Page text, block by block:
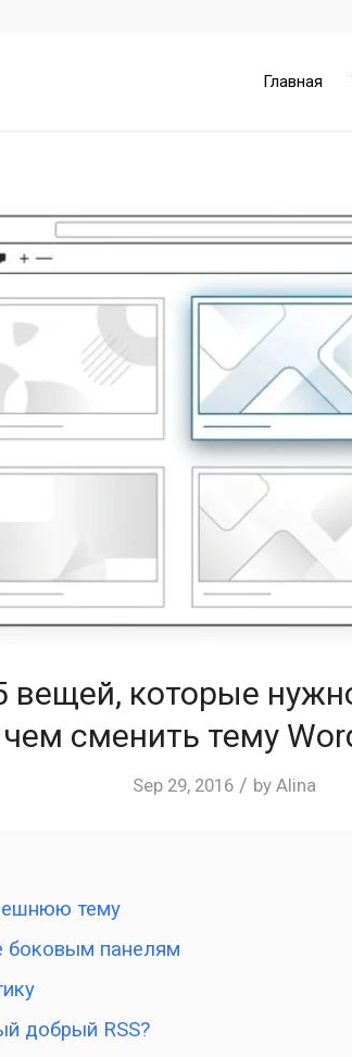
Главная
вещей, которые
чем сменить тему
Sep 29, 2016 / by Alina
тему
боковым панелям
добрый RSS?